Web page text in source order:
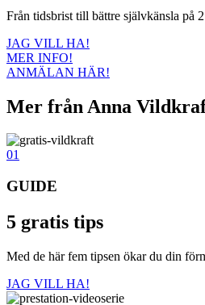
Från tidsbrist till bättre självkänsla på
JAG VILL HA!
MER INFO!
ANMÄLAN HÄR!
Mer från Anna
01
GUIDE
5 gratis tips
Med de här fem tipsen ökar du din
JAG VILL HA!